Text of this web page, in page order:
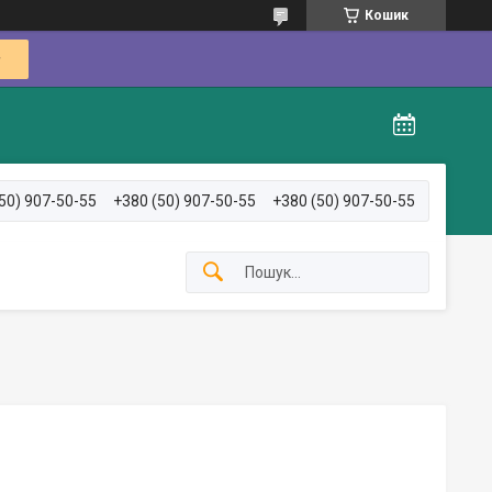
Кошик
907-50-55 +380 (50) 907-50-55 +380 (50) 907-50-55